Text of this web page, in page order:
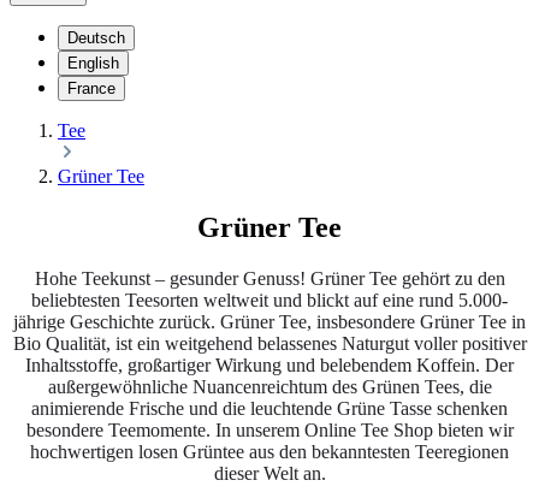
Deutsch
English
France
Tee
Grüner Tee
Grüner Tee
Hohe Teekunst – gesunder Genuss! Grüner Tee gehört zu den
beliebtesten Teesorten weltweit und blickt auf eine rund 5.000-
jährige Geschichte zurück. Grüner Tee, insbesondere Grüner Tee in
Bio Qualität, ist ein weitgehend belassenes Naturgut voller positiver
Inhaltsstoffe, großartiger Wirkung und belebendem Koffein. Der
außergewöhnliche Nuancenreichtum des Grünen Tees, die
animierende Frische und die leuchtende Grüne Tasse schenken
besondere Teemomente. In unserem Online Tee Shop bieten wir
hochwertigen losen Grüntee aus den bekanntesten Teeregionen
dieser Welt an.